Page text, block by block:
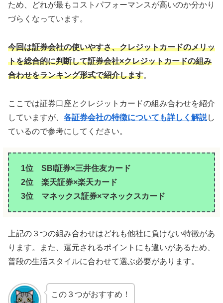
ため、どれが最もコストパフォーマンスが高いのか分かり
づらくなっています。
今回は証券会社の使いやすさ、クレジットカードのメリッ
トを総合的に判断して証券会社×クレジットカードの組み
合わせをランキング形式で紹介します。
ここでは証券口座とクレジットカードの組み合わせを紹介
していますが、 各証券会社の特徴についても詳しく解説し
ているので参考にしてください。
1位 SBI証券×三井住友カード
2位 楽天証券×楽天カード
3位 マネックス証券×マネックスカード
上記の３つの組み合わせはどれも他社に負けない特徴があ
ります。また、還元されるポイントにも違いがあるため、
普段の生活スタイルに合わせて選ぶ必要があります。
この３つがおすすめ！